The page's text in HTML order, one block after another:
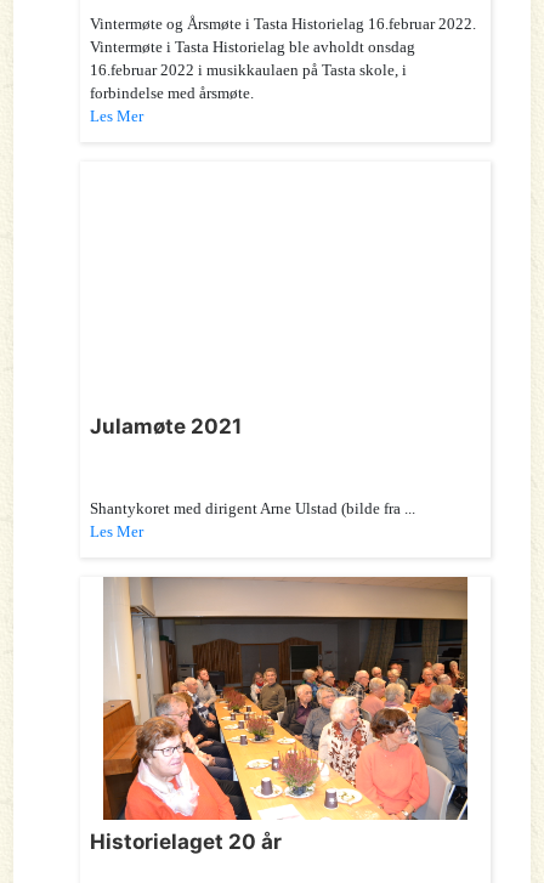
Vintermøte og Årsmøte i Tasta Historielag 16.februar 2022.
Vintermøte i Tasta Historielag ble avholdt onsdag
16.februar 2022 i musikkaulaen på Tasta skole, i
forbindelse med årsmøte.
Les Mer
Julamøte 2021
Shantykoret med dirigent Arne Ulstad (bilde fra ...
Les Mer
Historielaget 20 år